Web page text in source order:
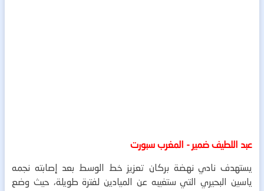
عبد اللطيف ضمير - المغرب سبورت
يستهدف نادي نهضة بركان تعزيز خط الوسط بعد إصابته نجمه
ياسين البحيري التي ستغيبه عن الميادين لفترة طويلة، حيث وضع